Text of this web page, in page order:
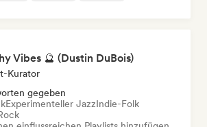
Vibes 🔮 (Dustin DuBois)
Kurator
gegeben
Experimenteller JazzIndie-Folk